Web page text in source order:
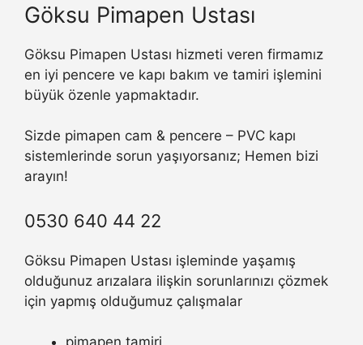
Göksu Pimapen Ustası
Göksu Pimapen Ustası hizmeti veren firmamız
en iyi pencere ve kapı bakım ve tamiri işlemini
büyük özenle yapmaktadır.
Sizde pimapen cam & pencere – PVC kapı
sistemlerinde sorun yaşıyorsanız; Hemen bizi
arayın!
0530 640 44 22
Göksu Pimapen Ustası işleminde yaşamış
olduğunuz arızalara ilişkin sorunlarınızı çözmek
için yapmış olduğumuz çalışmalar